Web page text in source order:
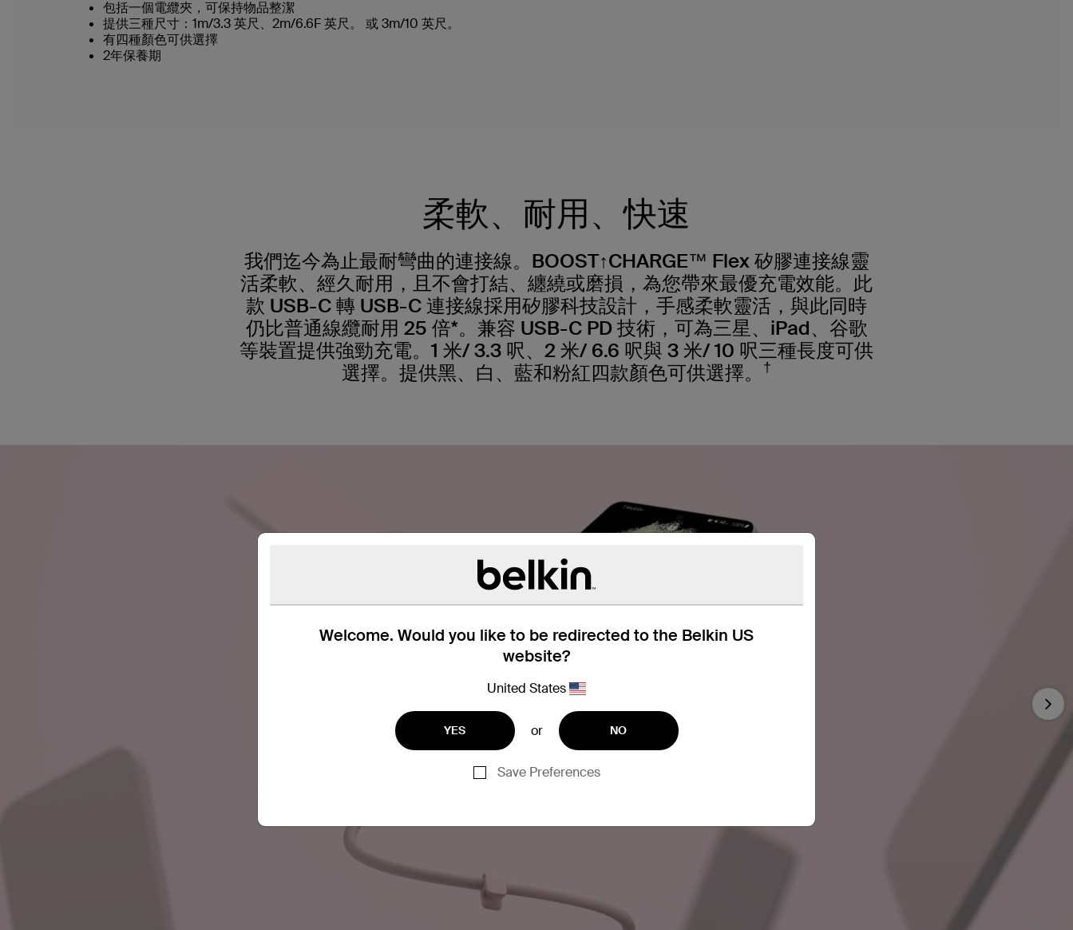
Welcome. Would you like to be redirected to the Belkin US
website?
United States
YES or NO
Save Preferences
包括一個電纜夾，可保持物品整潔
提供三種尺寸：1m/3.3 英尺、2m/6.6F 英尺。 或 3m/10 英尺。
有四種顏色可供選擇
2年保養期
柔軟、耐用、快速
我們迄今為止最耐彎曲的連接線。BOOST↑CHARGE™ Flex 矽膠連接線靈
活柔軟、經久耐用，且不會打結、纏繞或磨損，為您帶來最優充電效能。此
款 USB-C 轉 USB-C 連接線採用矽膠科技設計，手感柔軟靈活，與此同時
仍比普通線纜耐用 25 倍*。兼容 USB-C PD 技術，可為三星、iPad、谷歌
等裝置提供強勁充電。1 米/ 3.3 呎、2 米/ 6.6 呎與 3 米/ 10 呎三種長度可供
選擇。提供黑、白、藍和粉紅四款顏色可供選擇。
†
Next